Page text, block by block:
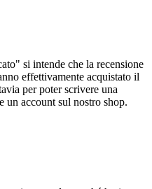
si intende che la recensione
effettivamente acquistato il
per poter scrivere una
un account sul nostro shop.